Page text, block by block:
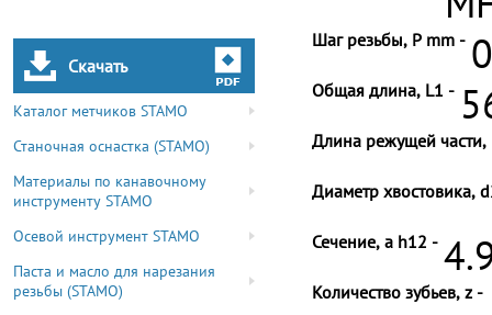
Скачать
Каталог метчиков STAMO
Станочная оснастка (STAMO)
Материалы по канавочному
инструменту STAMO
Осевой инструмент STAMO
Паста и масло для нарезания
резьбы (STAMO)
Шаг резьбы, P mm -
Общая длина, L1 -
Длина режущей части,
Диаметр хвостовика,
Сечение, a h12 -
Количество зубьев, z -